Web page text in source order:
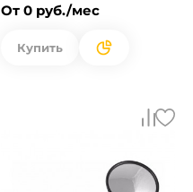
От 0 руб./мес
Купить